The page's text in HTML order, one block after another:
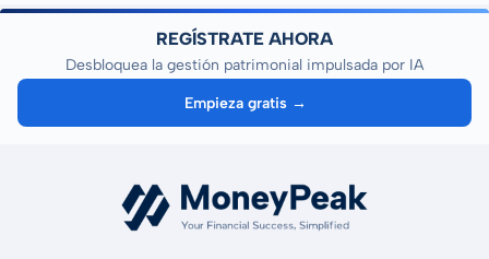
REGÍSTRATE AHORA
Desbloquea la gestión patrimonial impulsada por IA
Empieza gratis →